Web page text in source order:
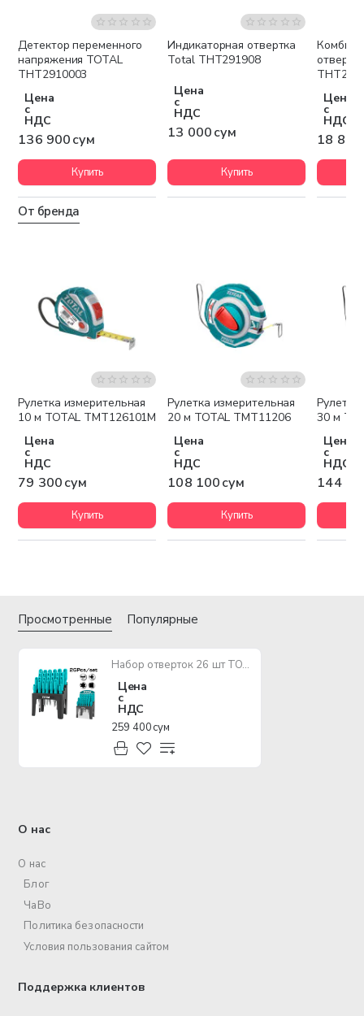
Детектор переменного
напряжения TOTAL
THT2910003
Цена
с
НДС
136 900 сум
Купить
Индикаторная отвертка
Total THT291908
Цена
с
НДС
13 000 сум
Купить
Цена
с
НДС
18 800
От бренда
Рулетка измерительная
10 м TOTAL TMT126101M
Цена
с
НДС
79 300 сум
Купить
Рулетка измерительная
20 м TOTAL TMT11206
Цена
с
НДС
108 100 сум
Купить
30 м
Цена
с
НДС
144
Просмотренные Популярные
Набор отверток 26 шт TOTAL THTDC252601
Цена
с
НДС
259 400 сум
О нас
О нас
Блог
ЧаВо
Политика безопасности
Условия пользования сайтом
Поддержка клиентов